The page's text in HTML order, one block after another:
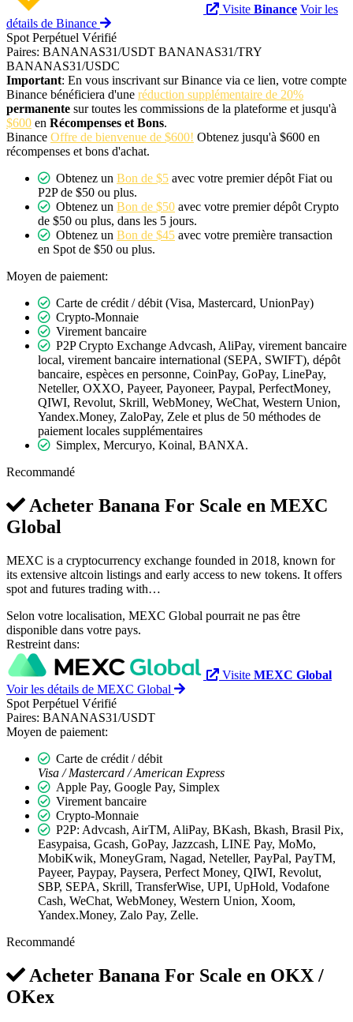
Visite Binance Voir les
détails de Binance
Spot Perpétuel Vérifié
Paires: BANANAS31/USDT BANANAS31/TRY
BANANAS31/USDC
Important: En vous inscrivant sur Binance via ce lien, votre compte
Binance bénéficiera d'une réduction supplémentaire de 20%
permanente sur toutes les commissions de la plateforme et jusqu'à
$600 en Récompenses et Bons.
Binance Offre de bienvenue de $600! Obtenez jusqu'à $600 en
récompenses et bons d'achat.
Obtenez un Bon de $5 avec votre premier dépôt Fiat ou
P2P de $50 ou plus.
Obtenez un Bon de $50 avec votre premier dépôt Crypto
de $50 ou plus, dans les 5 jours.
Obtenez un Bon de $45 avec votre première transaction
en Spot de $50 ou plus.
Moyen de paiement:
Carte de crédit / débit (Visa, Mastercard, UnionPay)
Crypto-Monnaie
Virement bancaire
P2P Crypto Exchange Advcash, AliPay, virement bancaire
local, virement bancaire international (SEPA, SWIFT), dépôt
bancaire, espèces en personne, CoinPay, GoPay, LinePay,
Neteller, OXXO, Payeer, Payoneer, Paypal, PerfectMoney,
QIWI, Revolut, Skrill, WebMoney, WeChat, Western Union,
Yandex.Money, ZaloPay, Zele et plus de 50 méthodes de
paiement locales supplémentaires
Simplex, Mercuryo, Koinal, BANXA.
Recommandé
Acheter Banana For Scale en MEXC
Global
MEXC is a cryptocurrency exchange founded in 2018, known for
its extensive altcoin listings and early access to new tokens. It offers
spot and futures trading with…
Selon votre localisation, MEXC Global pourrait ne pas être
disponible dans votre pays.
Restreint dans:
Visite MEXC Global
Voir les détails de MEXC Global
Spot Perpétuel Vérifié
Paires: BANANAS31/USDT
Moyen de paiement:
Carte de crédit / débit
Visa / Mastercard / American Express
Apple Pay, Google Pay, Simplex
Virement bancaire
Crypto-Monnaie
P2P: Advcash, AirTM, AliPay, BKash, Bkash, Brasil Pix,
Easypaisa, Gcash, GoPay, Jazzcash, LINE Pay, MoMo,
MobiKwik, MoneyGram, Nagad, Neteller, PayPal, PayTM,
Payeer, Paypay, Paysera, Perfect Money, QIWI, Revolut,
SBP, SEPA, Skrill, TransferWise, UPI, UpHold, Vodafone
Cash, WeChat, WebMoney, Western Union, Xoom,
Yandex.Money, Zalo Pay, Zelle.
Recommandé
Acheter Banana For Scale en OKX /
OKex